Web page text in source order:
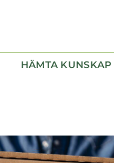
HÄMTA KUNSKAP